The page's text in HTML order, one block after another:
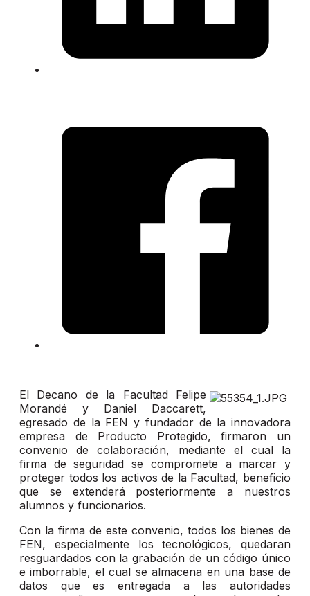
El Decano de la Facultad Felipe
Morandé y Daniel Daccarett,
egresado de la FEN y fundador de la innovadora
empresa de Producto Protegido, firmaron un
convenio de colaboración, mediante el cual la
firma de seguridad se compromete a marcar y
proteger todos los activos de la Facultad, beneficio
que se extenderá posteriormente a nuestros
alumnos y funcionarios.
Con la firma de este convenio, todos los bienes de
FEN, especialmente los tecnológicos, quedaran
resguardados con la grabación de un código único
e imborrable, el cual se almacena en una base de
datos que es entregada a las autoridades